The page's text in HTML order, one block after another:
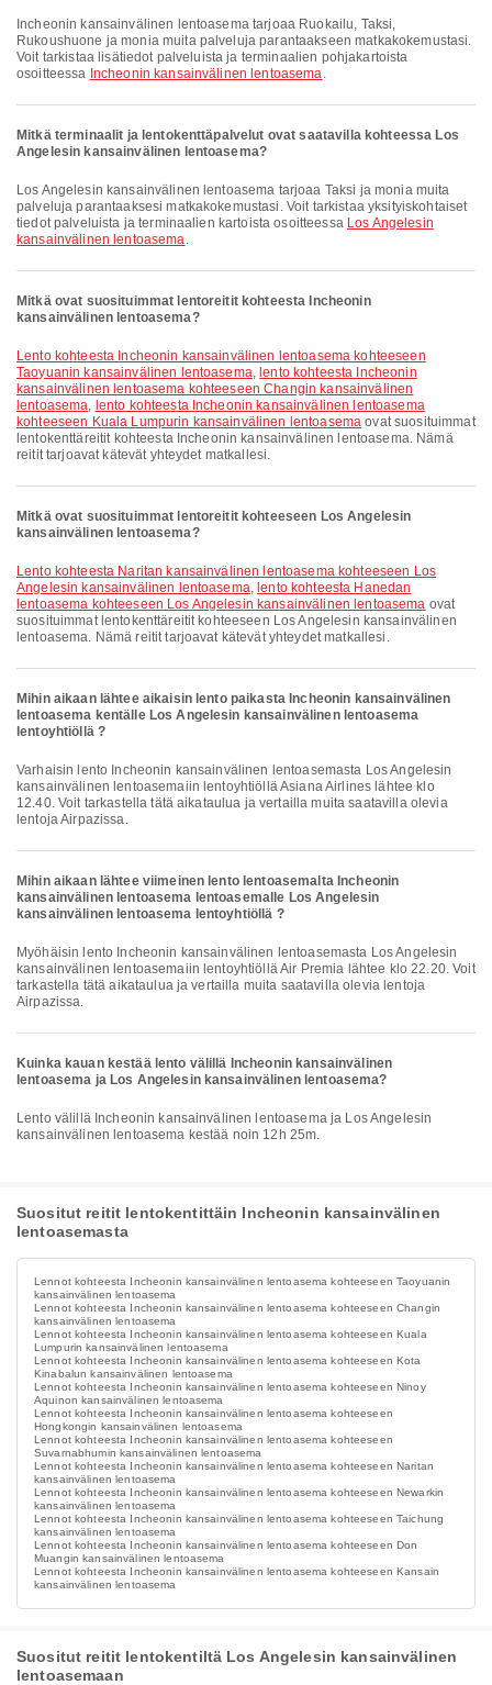
Incheonin kansainvälinen lentoasema tarjoaa Ruokailu, Taksi,
Rukoushuone ja monia muita palveluja parantaakseen matkakokemustasi.
Voit tarkistaa lisätiedot palveluista ja terminaalien pohjakartoista
osoitteessa Incheonin kansainvälinen lentoasema.
Mitkä terminaalit ja lentokenttäpalvelut ovat saatavilla kohteessa Los
Angelesin kansainvälinen lentoasema?
Los Angelesin kansainvälinen lentoasema tarjoaa Taksi ja monia muita
palveluja parantaaksesi matkakokemustasi. Voit tarkistaa yksityiskohtaiset
tiedot palveluista ja terminaalien kartoista osoitteessa Los Angelesin
kansainvälinen lentoasema.
Mitkä ovat suosituimmat lentoreitit kohteesta Incheonin
kansainvälinen lentoasema?
lento kohteesta Incheonin kansainvälinen lentoasema kohteeseen
Taoyuanin kansainvälinen lentoasema, lento kohteesta Incheonin
kansainvälinen lentoasema kohteeseen Changin kansainvälinen
lentoasema, lento kohteesta Incheonin kansainvälinen lentoasema
kohteeseen Kuala Lumpurin kansainvälinen lentoasema ovat suosituimmat
lentokenttäreitit kohteesta Incheonin kansainvälinen lentoasema. Nämä
reitit tarjoavat kätevät yhteydet matkallesi.
Mitkä ovat suosituimmat lentoreitit kohteeseen Los Angelesin
kansainvälinen lentoasema?
lento kohteesta Naritan kansainvälinen lentoasema kohteeseen Los
Angelesin kansainvälinen lentoasema, lento kohteesta Hanedan
lentoasema kohteeseen Los Angelesin kansainvälinen lentoasema ovat
suosituimmat lentokenttäreitit kohteeseen Los Angelesin kansainvälinen
lentoasema. Nämä reitit tarjoavat kätevät yhteydet matkallesi.
Mihin aikaan lähtee aikaisin lento paikasta Incheonin kansainvälinen
lentoasema kentälle Los Angelesin kansainvälinen lentoasema
lentoyhtiöllä ?
Varhaisin lento Incheonin kansainvälinen lentoasemasta Los Angelesin
kansainvälinen lentoasemaiin lentoyhtiöllä Asiana Airlines lähtee klo
12.40. Voit tarkastella tätä aikataulua ja vertailla muita saatavilla olevia
lentoja Airpazissa.
Mihin aikaan lähtee viimeinen lento lentoasemalta Incheonin
kansainvälinen lentoasema lentoasemalle Los Angelesin
kansainvälinen lentoasema lentoyhtiöllä ?
Myöhäisin lento Incheonin kansainvälinen lentoasemasta Los Angelesin
kansainvälinen lentoasemaiin lentoyhtiöllä Air Premia lähtee klo 22.20. Voit
tarkastella tätä aikataulua ja vertailla muita saatavilla olevia lentoja
Airpazissa.
Kuinka kauan kestää lento välillä Incheonin kansainvälinen
lentoasema ja Los Angelesin kansainvälinen lentoasema?
Lento välillä Incheonin kansainvälinen lentoasema ja Los Angelesin
kansainvälinen lentoasema kestää noin 12h 25m.
Suositut reitit lentokentittäin Incheonin kansainvälinen
lentoasemasta
Lennot kohteesta Incheonin kansainvälinen lentoasema kohteeseen Taoyuanin
kansainvälinen lentoasema
Lennot kohteesta Incheonin kansainvälinen lentoasema kohteeseen Changin
kansainvälinen lentoasema
Lennot kohteesta Incheonin kansainvälinen lentoasema kohteeseen Kuala
Lumpurin kansainvälinen lentoasema
Lennot kohteesta Incheonin kansainvälinen lentoasema kohteeseen Kota
Kinabalun kansainvälinen lentoasema
Lennot kohteesta Incheonin kansainvälinen lentoasema kohteeseen Ninoy
Aquinon kansainvälinen lentoasema
Lennot kohteesta Incheonin kansainvälinen lentoasema kohteeseen
Hongkongin kansainvälinen lentoasema
Lennot kohteesta Incheonin kansainvälinen lentoasema kohteeseen
Suvarnabhumin kansainvälinen lentoasema
Lennot kohteesta Incheonin kansainvälinen lentoasema kohteeseen Naritan
kansainvälinen lentoasema
Lennot kohteesta Incheonin kansainvälinen lentoasema kohteeseen Newarkin
kansainvälinen lentoasema
Lennot kohteesta Incheonin kansainvälinen lentoasema kohteeseen Taichung
kansainvälinen lentoasema
Lennot kohteesta Incheonin kansainvälinen lentoasema kohteeseen Don
Muangin kansainvälinen lentoasema
Lennot kohteesta Incheonin kansainvälinen lentoasema kohteeseen Kansain
kansainvälinen lentoasema
Suositut reitit lentokentiltä Los Angelesin kansainvälinen
lentoasemaan